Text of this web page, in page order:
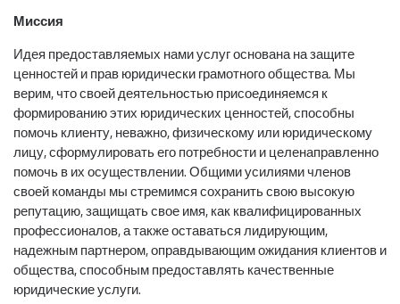
Миссия
Идея предоставляемых нами услуг основана на защите
ценностей и прав юридически грамотного общества. Мы
верим, что своей деятельностью присоединяемся к
формированию этих юридических ценностей, способны
помочь клиенту, неважно, физическому или юридическому
лицу, сформулировать его потребности и целенаправленно
помочь в их осуществлении. Общими усилиями членов
своей команды мы стремимся сохранить свою высокую
репутацию, защищать свое имя, как квалифицированных
профессионалов, а также оставаться лидирующим,
надежным партнером, оправдывающим ожидания клиентов и
общества, способным предоставлять качественные
юридические услуги.